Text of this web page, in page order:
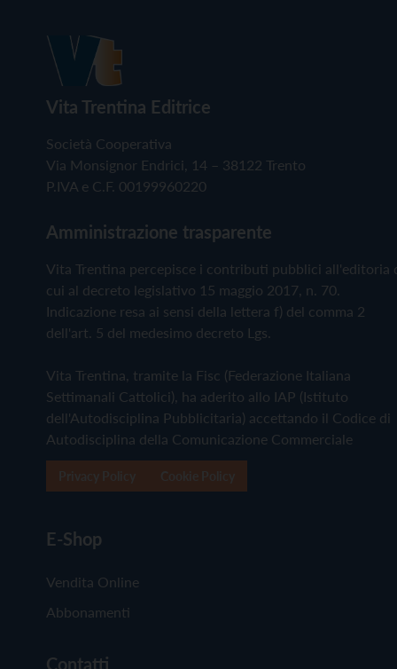
Vita Trentina Editrice
Società Cooperativa
Via Monsignor Endrici, 14 – 38122 Trento
P.IVA e C.F. 00199960220
Amministrazione trasparente
Vita Trentina percepisce i contributi pubblici all'editoria
cui al decreto legislativo 15 maggio 2017, n. 70.
Indicazione resa ai sensi della lettera f) del comma 2
dell'art. 5 del medesimo decreto Lgs.
Vita Trentina, tramite la Fisc (Federazione Italiana
Settimanali Cattolici), ha aderito allo IAP (Istituto
dell'Autodisciplina Pubblicitaria) accettando il Codice di
Autodisciplina della Comunicazione Commerciale
E-Shop
Vendita Online
Abbonamenti
Contatti